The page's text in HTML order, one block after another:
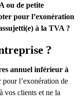
ou de petite
pour l’exonération
à la TVA ?
?
annuel inférieur à
pour l’exonération de
vos clients et ne la